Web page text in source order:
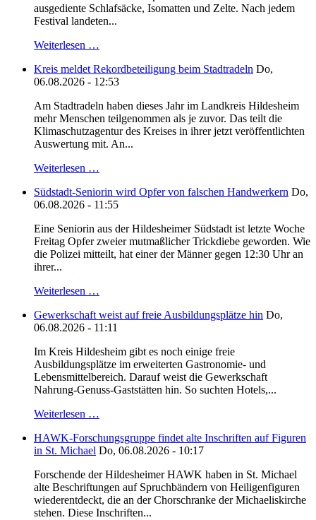
ausgediente Schlafsäcke, Isomatten und Zelte. Nach jedem
Festival landeten...
Weiterlesen …
Kreis meldet Rekordbeteiligung beim Stadtradeln Do,
06.08.2026 - 12:53
Am Stadtradeln haben dieses Jahr im Landkreis Hildesheim
mehr Menschen teilgenommen als je zuvor. Das teilt die
Klimaschutzagentur des Kreises in ihrer jetzt veröffentlichten
Auswertung mit. An...
Weiterlesen …
Südstadt-Seniorin wird Opfer von falschen Handwerkern Do,
06.08.2026 - 11:55
Eine Seniorin aus der Hildesheimer Südstadt ist letzte Woche
Freitag Opfer zweier mutmaßlicher Trickdiebe geworden. Wie
die Polizei mitteilt, hat einer der Männer gegen 12:30 Uhr an
ihrer...
Weiterlesen …
Gewerkschaft weist auf freie Ausbildungsplätze hin Do,
06.08.2026 - 11:11
Im Kreis Hildesheim gibt es noch einige freie
Ausbildungsplätze im erweiterten Gastronomie- und
Lebensmittelbereich. Darauf weist die Gewerkschaft
Nahrung-Genuss-Gaststätten hin. So suchten Hotels,...
Weiterlesen …
HAWK-Forschungsgruppe findet alte Inschriften auf Figuren
in St. Michael Do, 06.08.2026 - 10:17
Forschende der Hildesheimer HAWK haben in St. Michael
alte Beschriftungen auf Spruchbändern von Heiligenfiguren
wiederentdeckt, die an der Chorschranke der Michaeliskirche
stehen. Diese Inschriften...